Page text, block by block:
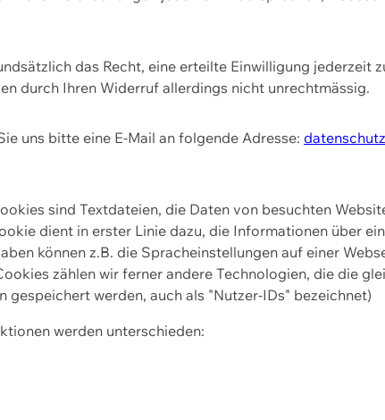
das Recht, eine erteilte Einwilligung jederzeit
durch Ihren Widerruf allerdings nicht unrechtmässig.
uns bitte eine E-Mail an folgende Adresse:
sind Textdateien, die Daten von besuchten
dient in erster Linie dazu, die Informationen über
können z.B. die Spracheinstellungen auf einer
zählen wir ferner andere Technologien, die die
gespeichert werden, auch als "Nutzer-IDs" bezeichnet)
werden unterschieden: